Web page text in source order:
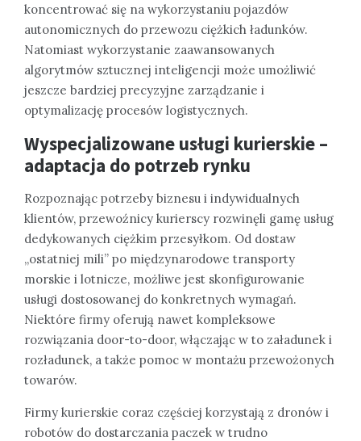
koncentrować się na wykorzystaniu pojazdów
autonomicznych do przewozu ciężkich ładunków.
Natomiast wykorzystanie zaawansowanych
algorytmów sztucznej inteligencji może umożliwić
jeszcze bardziej precyzyjne zarządzanie i
optymalizację procesów logistycznych.
Wyspecjalizowane usługi kurierskie –
adaptacja do potrzeb rynku
Rozpoznając potrzeby biznesu i indywidualnych
klientów, przewoźnicy kurierscy rozwinęli gamę usług
dedykowanych ciężkim przesyłkom. Od dostaw
„ostatniej mili” po międzynarodowe transporty
morskie i lotnicze, możliwe jest skonfigurowanie
usługi dostosowanej do konkretnych wymagań.
Niektóre firmy oferują nawet kompleksowe
rozwiązania door-to-door, włączając w to załadunek i
rozładunek, a także pomoc w montażu przewożonych
towarów.
Firmy kurierskie coraz częściej korzystają z dronów i
robotów do dostarczania paczek w trudno